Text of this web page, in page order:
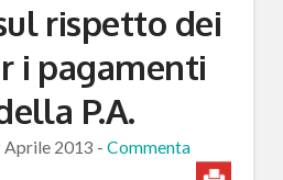
rispetto dei
i pagamenti
P.A.
Aprile 2013 - Commenta